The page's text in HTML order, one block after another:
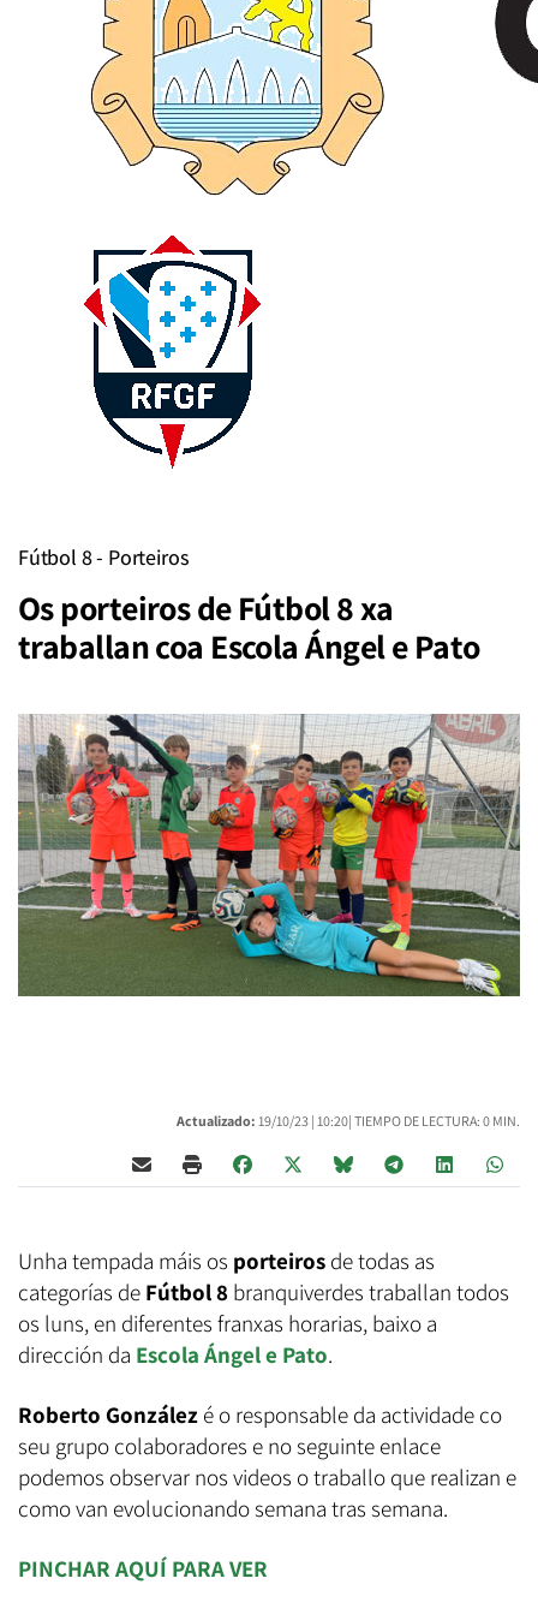
Fútbol 8 - Porteiros
Os porteiros de Fútbol 8 xa
traballan coa Escola Ángel e Pato
Actualizado: 19/10/23 | 10:20| TIEMPO DE LECTURA: 0 MIN.
Unha tempada máis os porteiros de todas as
categorías de Fútbol 8 branquiverdes traballan todos
os luns, en diferentes franxas horarias, baixo a
dirección da Escola Ángel e Pato.
Roberto González é o responsable da actividade co
seu grupo colaboradores e no seguinte enlace
podemos observar nos videos o traballo que realizan e
como van evolucionando semana tras semana.
PINCHAR AQUÍ PARA VER